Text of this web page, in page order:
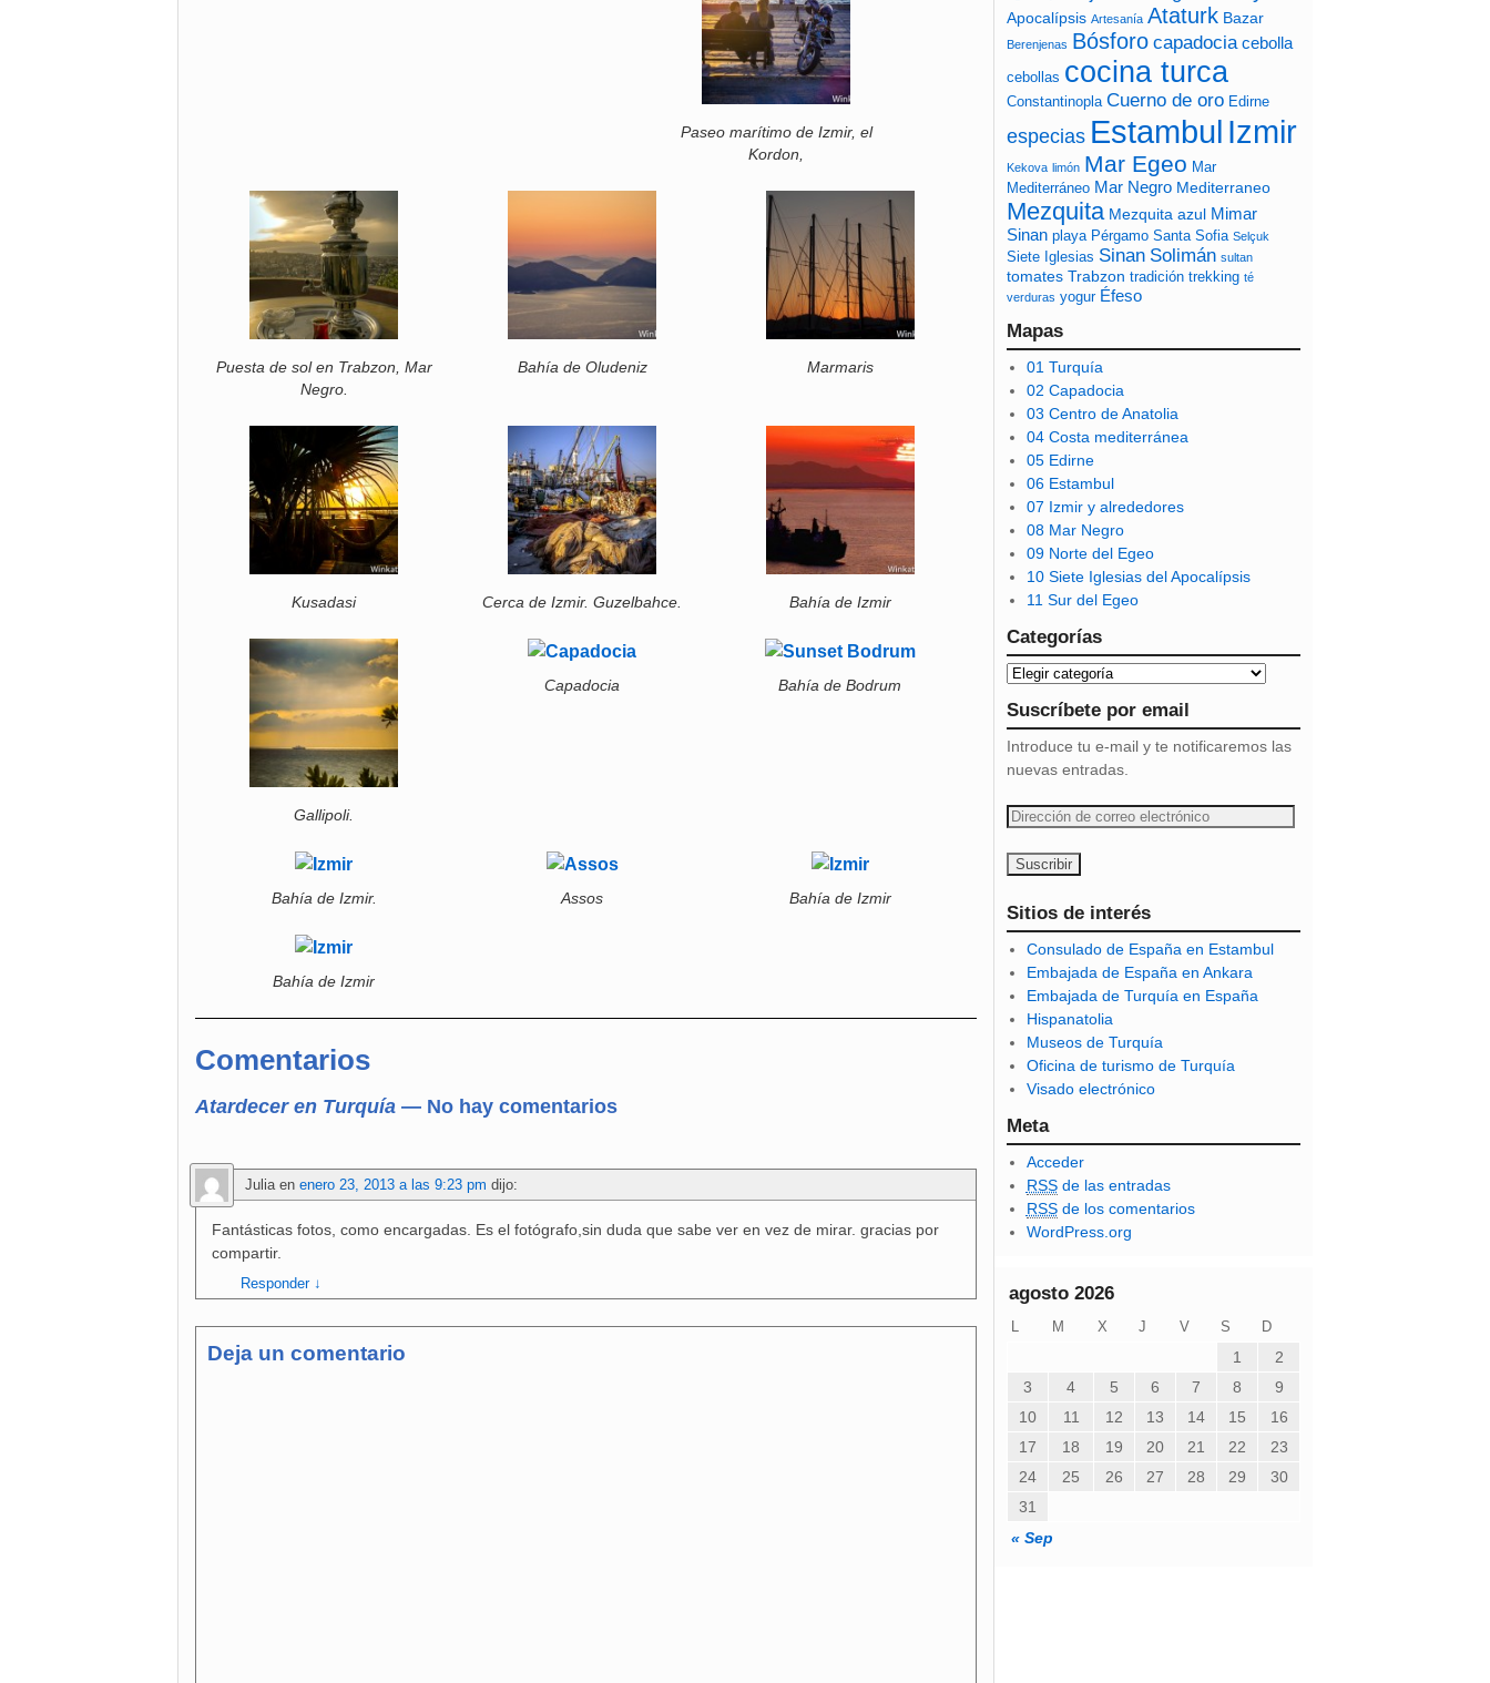
Paseo marítimo de Izmir, el
Kordon,
Puesta de sol en Trabzon, Mar
Negro.
Bahía de Oludeniz Marmaris
Kusadasi Cerca de Izmir. Guzelbahce. Bahía de Izmir
Gallipoli.
Capadocia Bahía de Bodrum
Bahía de Izmir. Assos Bahía de Izmir
Bahía de Izmir
Comentarios
Atardecer en Turquía — No hay comentarios
Julia en enero 23, 2013 a las 9:23 pm dijo:
Fantásticas fotos, como encargadas. Es el fotógrafo,sin duda que sabe ver en vez de mirar. gracias por
compartir.
Responder ↓
Deja un comentario
Apocalípsis Artesanía Ataturk Bazar
Berenjenas Bósforo capadocia cebolla
cebollas cocina turca
Constantinopla Cuerno de oro Edirne
especias Estambul Izmir
Kekova limón Mar Egeo Mar
Mediterráneo Mar Negro Mediterraneo
Mezquita Mezquita azul Mimar
Sinan playa Pérgamo Santa Sofia Selçuk
Siete Iglesias Sinan Solimán sultan
tomates Trabzon tradición trekking té
verduras yogur Éfeso
Mapas
01 Turquía
02 Capadocia
03 Centro de Anatolia
04 Costa mediterránea
05 Edirne
06 Estambul
07 Izmir y alrededores
08 Mar Negro
09 Norte del Egeo
10 Siete Iglesias del Apocalípsis
11 Sur del Egeo
Categorías
Suscríbete por email
Introduce tu e-mail y te notificaremos las
nuevas entradas.
D
c
c
i
ó
n
d
e
c
o
r
r
e
o
e
l
t
r
Sitios de interés
Consulado de España en Estambul
Embajada de España en Ankara
Embajada de Turquía en España
Hispanatolia
Museos de Turquía
Oficina de turismo de Turquía
Visado electrónico
Meta
Acceder
RSSde las entradas
RSSde los comentarios
WordPress.org
agosto 2026
L M X J V S D
« Sep
1
2
3
4 5 6 7 8
9
10
11 12 13 14 15
16
17
18 19 20 21 22
23
24
25 26 27 28 29
30
31